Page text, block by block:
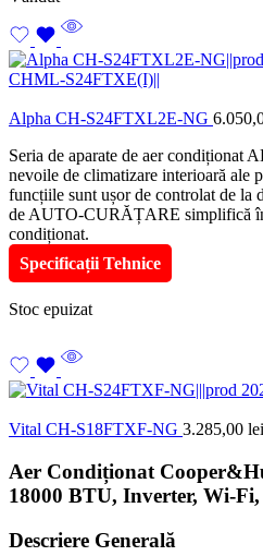
Alpha CH-S24FTXL2E-NG
Seria de aparate de aer condiționat
nevoile de climatizare interioară ale
funcțiile sunt ușor de controlat de la
de AUTO-CURĂȚARE simplifică
condiționat.
Specificații Tehnice
Stoc epuizat
Vital CH-S18FTXF-NG 3.285,00 lei
Aer Condiționat
18000 BTU, Inverter, Wi-
Descriere Generală